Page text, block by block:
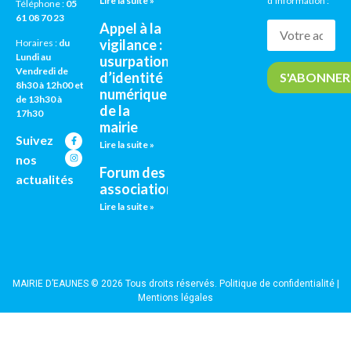
Téléphone : 05
61 08 70 23
Horaires : du
Lundi au
Vendredi de
8h30 à 12h00 et
de 13h30 à
17h30
Suivez
nos
actualités
Appel à la
vigilance :
usurpation
d’identité
numérique
de la
mairie
Lire la suite »
Forum des
associations
Lire la suite »
MAIRIE D’EAUNES © 2026 Tous droits réservés. Politique de confidentialité|
Mentions légales